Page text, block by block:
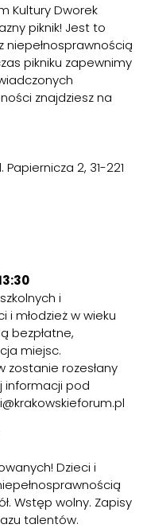
Kultury Dworek
piknik! Jest to
niepełnosprawnością
pikniku zapewnimy
znajdziesz na
Papiernicza 2, 31-221
i
i młodzież w wieku
bezpłatne,
miejsc.
zostanie rozesłany
informacji pod
Dzieci i
Wstęp wolny. Zapisy
talentów.